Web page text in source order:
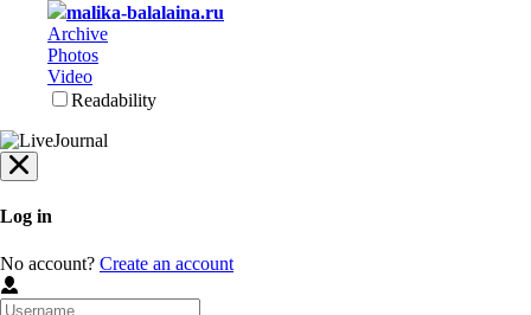
malika-balalaina.ru
Archive
Photos
Video
Readability
Log in
No account? Create an account